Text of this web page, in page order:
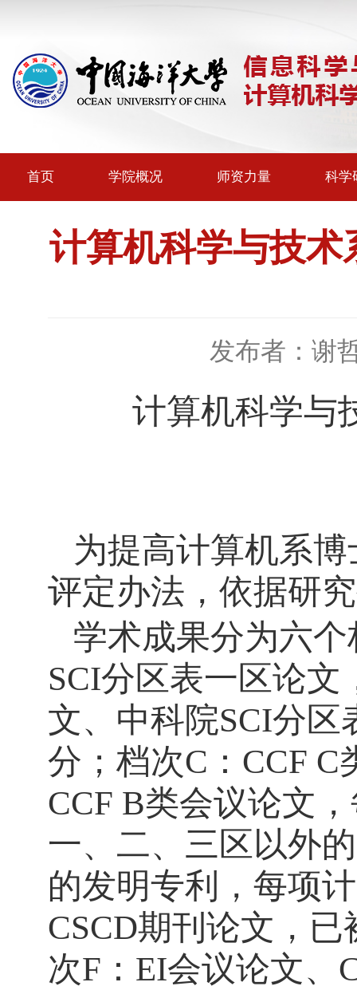
首页 学院概况 师资力量 科学
计算机科学与技术
发布者：谢
计算机科学与
为提高计算机系
评定办法，依据研
学术成果分为六
SCI分区表一区论文
文、中科院SCI分区
分；档次C ： CCF C
CCF B类会议论文
一、二、三区以外的
的发明专利，每项计
CSCD期刊论文，已
次F ： EI会议论文、